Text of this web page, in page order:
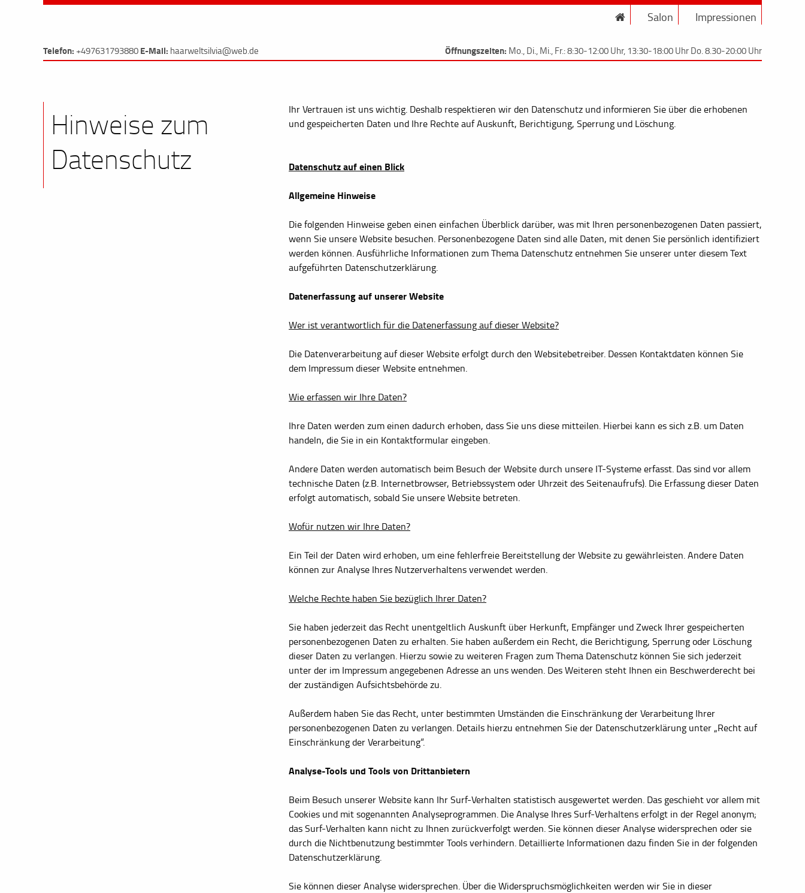
Salon Impressionen
Telefon:+497631793880E-Mail: haarweltsilvia@web.de Öffnungszeiten: Mo., Di., Mi., Fr.: 8:30-12:00 Uhr, 13:30-18:00 Uhr Do. 8.30-20:00 Uhr
Hinweise zum
Datenschutz
Ihr Vertrauen ist uns wichtig. Deshalb respektieren wir den Datenschutz und informieren Sie über die erhobenen
und gespeicherten Daten und Ihre Rechte auf Auskunft, Berichtigung, Sperrung und Löschung.
Datenschutz auf einen Blick
Allgemeine Hinweise
Die folgenden Hinweise geben einen einfachen Überblick darüber, was mit Ihren personenbezogenen Daten passiert,
wenn Sie unsere Website besuchen. Personenbezogene Daten sind alle Daten, mit denen Sie persönlich identifiziert
werden können. Ausführliche Informationen zum Thema Datenschutz entnehmen Sie unserer unter diesem Text
aufgeführten Datenschutzerklärung.
Datenerfassung auf unserer Website
Wer ist verantwortlich für die Datenerfassung auf dieser Website?
Die Datenverarbeitung auf dieser Website erfolgt durch den Websitebetreiber. Dessen Kontaktdaten können Sie
dem Impressum dieser Website entnehmen.
Wie erfassen wir Ihre Daten?
Ihre Daten werden zum einen dadurch erhoben, dass Sie uns diese mitteilen. Hierbei kann es sich z.B. um Daten
handeln, die Sie in ein Kontaktformular eingeben.
Andere Daten werden automatisch beim Besuch der Website durch unsere IT-Systeme erfasst. Das sind vor allem
technische Daten (z.B. Internetbrowser, Betriebssystem oder Uhrzeit des Seitenaufrufs). Die Erfassung dieser Daten
erfolgt automatisch, sobald Sie unsere Website betreten.
Wofür nutzen wir Ihre Daten?
Ein Teil der Daten wird erhoben, um eine fehlerfreie Bereitstellung der Website zu gewährleisten. Andere Daten
können zur Analyse Ihres Nutzerverhaltens verwendet werden.
Welche Rechte haben Sie bezüglich Ihrer Daten?
Sie haben jederzeit das Recht unentgeltlich Auskunft über Herkunft, Empfänger und Zweck Ihrer gespeicherten
personenbezogenen Daten zu erhalten. Sie haben außerdem ein Recht, die Berichtigung, Sperrung oder Löschung
dieser Daten zu verlangen. Hierzu sowie zu weiteren Fragen zum Thema Datenschutz können Sie sich jederzeit
unter der im Impressum angegebenen Adresse an uns wenden. Des Weiteren steht Ihnen ein Beschwerderecht bei
der zuständigen Aufsichtsbehörde zu.
Außerdem haben Sie das Recht, unter bestimmten Umständen die Einschränkung der Verarbeitung Ihrer
personenbezogenen Daten zu verlangen. Details hierzu entnehmen Sie der Datenschutzerklärung unter „Recht auf
Einschränkung der Verarbeitung“.
Analyse-Tools und Tools von Drittanbietern
Beim Besuch unserer Website kann Ihr Surf-Verhalten statistisch ausgewertet werden. Das geschieht vor allem mit
Cookies und mit sogenannten Analyseprogrammen. Die Analyse Ihres Surf-Verhaltens erfolgt in der Regel anonym;
das Surf-Verhalten kann nicht zu Ihnen zurückverfolgt werden. Sie können dieser Analyse widersprechen oder sie
durch die Nichtbenutzung bestimmter Tools verhindern. Detaillierte Informationen dazu finden Sie in der folgenden
Datenschutzerklärung.
Sie können dieser Analyse widersprechen. Über die Widerspruchsmöglichkeiten werden wir Sie in dieser